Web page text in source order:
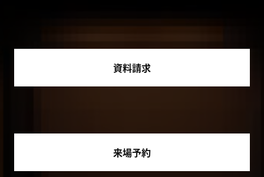
資料請求
来場予約